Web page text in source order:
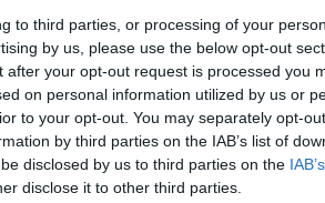
to third parties, or processing of your
by us, please use the below opt-out
your opt-out request is processed you
on personal information utilized by us or
to your opt-out. You may separately opt-
by third parties on the IAB’s list of
disclosed by us to third parties on the
disclose it to other third parties.
σε μια καφετέρια στο
γράφοντας στη